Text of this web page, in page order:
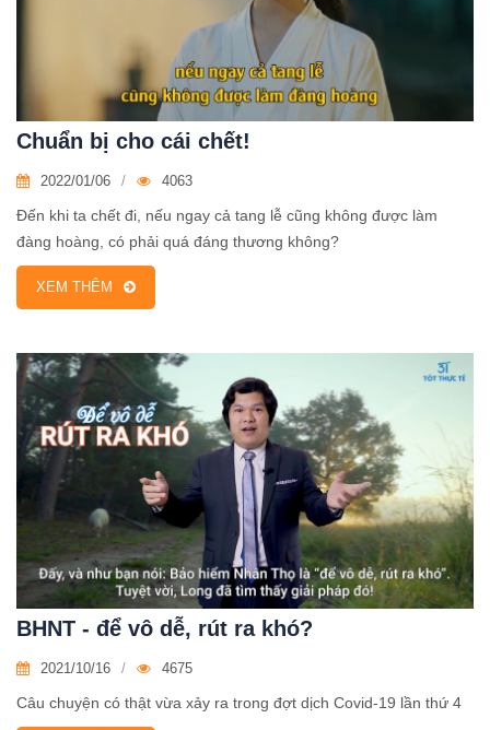
Chuẩn bị cho cái chết!
2022/01/06 4063
Đến khi ta chết đi, nếu ngay cả tang lễ cũng không được làm
đàng hoàng, có phải quá đáng thương không?
XEM THÊM
BHNT - để vô dễ, rút ra khó?
2021/10/16 4675
Câu chuyện có thật vừa xảy ra trong đợt dịch Covid-19 lần thứ 4